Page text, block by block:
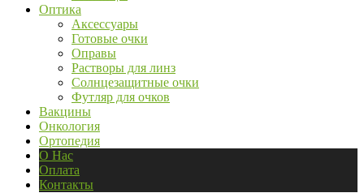
Оптика
Аксессуары
Готовые очки
Оправы
Растворы для линз
Солнцезащитные очки
Футляр для очков
Вакцины
Онкология
Ортопедия
О Нас
Оплата
Контакты